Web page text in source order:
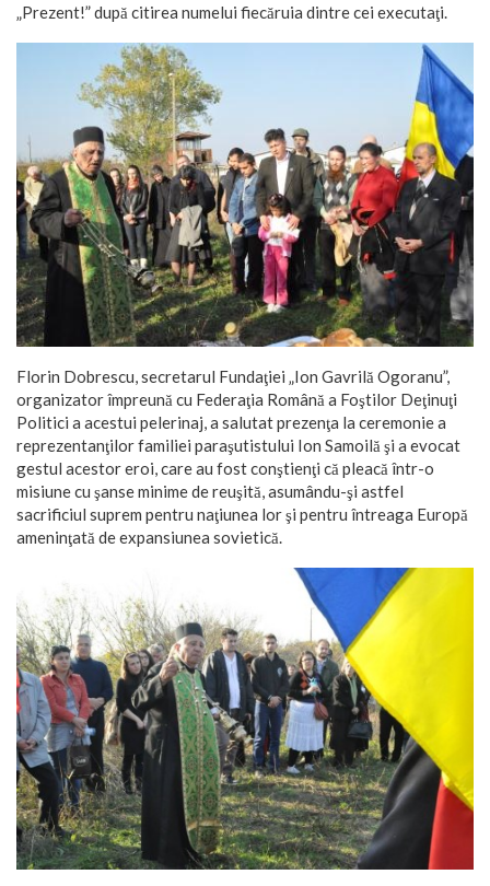
„Prezent!” după citirea numelui fiecăruia dintre cei executaţi.
Florin Dobrescu, secretarul Fundaţiei „Ion Gavrilă Ogoranu”,
organizator împreună cu Federaţia Română a Foştilor Deţinuţi
Politici a acestui pelerinaj, a salutat prezenţa la ceremonie a
reprezentanţilor familiei paraşutistului Ion Samoilă şi a evocat
gestul acestor eroi, care au fost conştienţi că pleacă într-o
misiune cu şanse minime de reuşită, asumându-şi astfel
sacrificiul suprem pentru naţiunea lor şi pentru întreaga Europă
ameninţată de expansiunea sovietică.